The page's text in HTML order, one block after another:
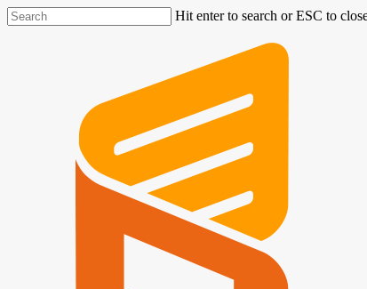
Hit enter to search or ESC to